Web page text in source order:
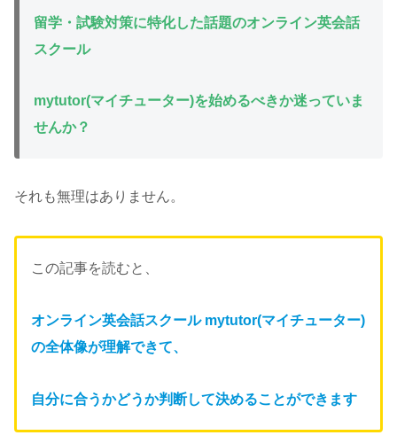
留学・試験対策に特化した話題のオンライン英会話
スクール
mytutor(マイチューター)を始めるべきか迷っていま
せんか？
それも無理はありません。
この記事を読むと、
オンライン英会話スクール mytutor(マイチューター)
の全体像が理解できて、
自分に合うかどうか判断して決めることができます